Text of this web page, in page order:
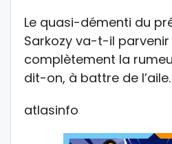
Le quasi-démenti du
Sarkozy va-t-il
complètement la
dit-on, à battre de l’aile.
atlasinfo